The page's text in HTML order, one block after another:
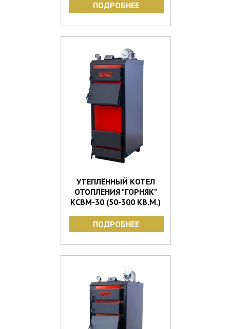
ПОДРОБНЕЕ
УТЕПЛЁННЫЙ КОТЕЛ
ОТОПЛЕНИЯ "ГОРНЯК"
КСВМ-30 (50-300 КВ.М.)
ПОДРОБНЕЕ